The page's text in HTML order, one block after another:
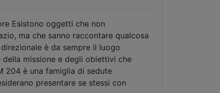
Esistono oggetti che non
ma che sanno raccontare qualcosa
è da sempre il luogo
missione e degli obiettivi che
204 è una famiglia di sedute
presentare se stessi con